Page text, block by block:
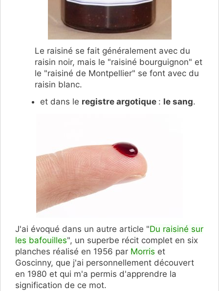
Le raisiné se fait généralement avec du
raisin noir, mais le "raisiné bourguignon" et
le "raisiné de Montpellier" se font avec du
raisin blanc.
et dans le registre argotique : le sang.
J'ai évoqué dans un autre article "Du raisiné sur
les bafouilles", un superbe récit complet en six
planches réalisé en 1956 par Morris et
Goscinny, que j'ai personnellement découvert
en 1980 et qui m'a permis d'apprendre la
signification de ce mot.